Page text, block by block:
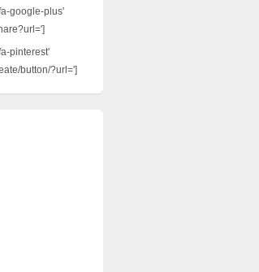
google-plus'
pinterest'
button/?url=']